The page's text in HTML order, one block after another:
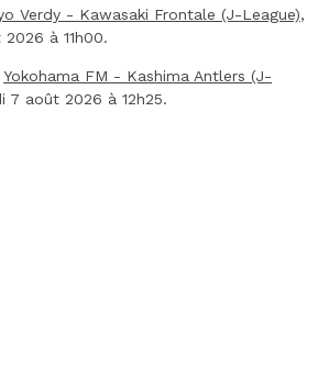
Verdy - Kawasaki Frontale (J-League),
à 11h00.
Yokohama FM - Kashima Antlers (J-
7 août 2026 à 12h25.